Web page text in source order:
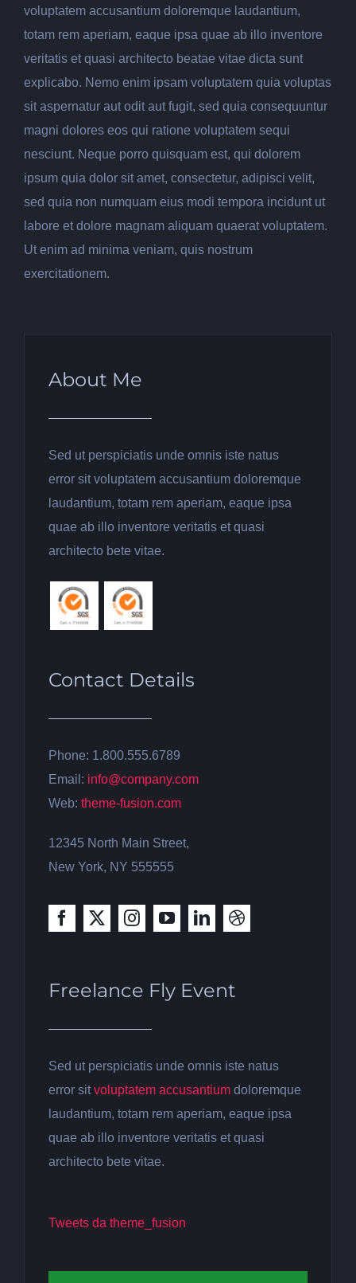
voluptatem accusantium doloremque laudantium,
totam rem aperiam, eaque ipsa quae ab illo inventore
veritatis et quasi architecto beatae vitae dicta sunt
explicabo. Nemo enim ipsam voluptatem quia voluptas
sit aspernatur aut odit aut fugit, sed quia consequuntur
magni dolores eos qui ratione voluptatem sequi
nesciunt. Neque porro quisquam est, qui dolorem
ipsum quia dolor sit amet, consectetur, adipisci velit,
sed quia non numquam eius modi tempora incidunt ut
labore et dolore magnam aliquam quaerat voluptatem.
Ut enim ad minima veniam, quis nostrum
exercitationem.
About Me
Sed ut perspiciatis unde omnis iste natus
error sit voluptatem accusantium doloremque
laudantium, totam rem aperiam, eaque ipsa
quae ab illo inventore veritatis et quasi
architecto bete vitae.
Contact Details
Phone: 1.800.555.6789
Email: info@company.com
Web: theme-fusion.com
12345 North Main Street,
New York, NY 555555
Freelance Fly Event
Sed ut perspiciatis unde omnis iste natus
error sitvoluptatem accusantium doloremque
laudantium, totam rem aperiam, eaque ipsa
quae ab illo inventore veritatis et quasi
architecto bete vitae.
Tweets da theme_fusion